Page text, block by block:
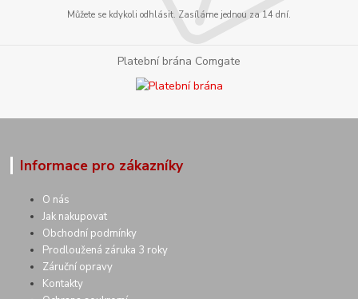
Můžete se kdykoli odhlásit. Zasíláme jednou za 14 dní.
Platební brána Comgate
Informace pro zákazníky
O nás
Jak nakupovat
Obchodní podmínky
Prodloužená záruka 3 roky
Záruční opravy
Kontakty